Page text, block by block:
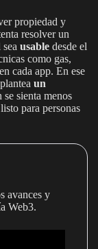
propiedad y
resolver un
usable desde el
como gas,
cada app. En ese
un
sienta menos
para personas
avances y
Web3.